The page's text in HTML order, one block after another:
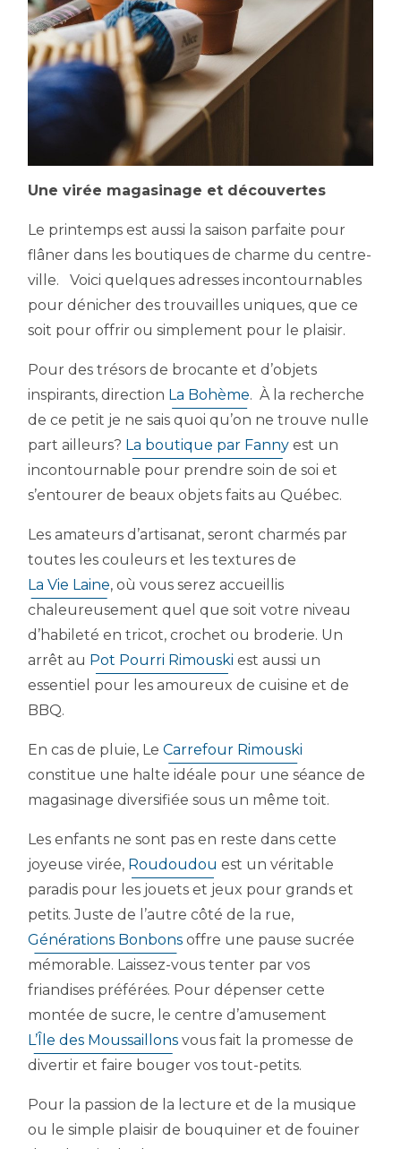
Une virée magasinage et découvertes
Le printemps est aussi la saison parfaite pour
flâner dans les boutiques de charme du centre-
ville. Voici quelques adresses incontournables
pour dénicher des trouvailles uniques, que ce
soit pour offrir ou simplement pour le plaisir.
Pour des trésors de brocante et d’objets
inspirants, direction La Bohème. À la recherche
de ce petit je ne sais quoi qu’on ne trouve nulle
part ailleurs? La boutique par Fanny est un
incontournable pour prendre soin de soi et
s’entourer de beaux objets faits au Québec.
Les amateurs d’artisanat, seront charmés par
toutes les couleurs et les textures de
La Vie Laine, où vous serez accueillis
chaleureusement quel que soit votre niveau
d’habileté en tricot, crochet ou broderie. Un
arrêt au Pot Pourri Rimouski est aussi un
essentiel pour les amoureux de cuisine et de
BBQ.
En cas de pluie, LeCarrefour Rimouski
constitue une halte idéale pour une séance de
magasinage diversifiée sous un même toit.
Les enfants ne sont pas en reste dans cette
joyeuse virée, Roudoudou est un véritable
paradis pour les jouets et jeux pour grands et
petits. Juste de l’autre côté de la rue,
Générations Bonbons offre une pause sucrée
mémorable. Laissez-vous tenter par vos
friandises préférées. Pour dépenser cette
montée de sucre, le centre d’amusement
L’Île des Moussaillons vous fait la promesse de
divertir et faire bouger vos tout-petits.
Pour la passion de la lecture et de la musique
ou le simple plaisir de bouquiner et de fouiner